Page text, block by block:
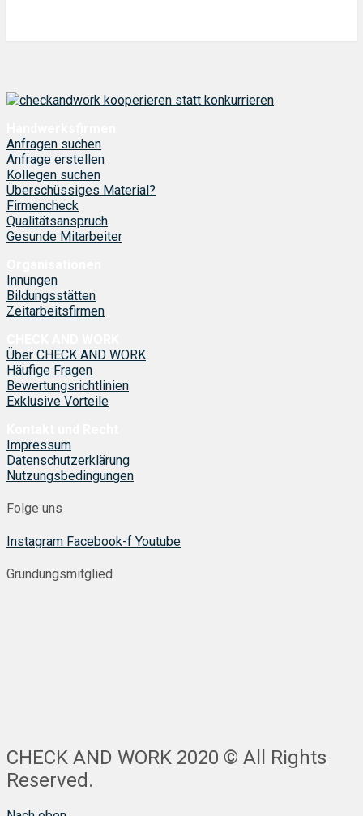
Anfragen suchen
Anfrage erstellen
Kollegen suchen
Überschüssiges Material?
Firmencheck
Qualitätsanspruch
Gesunde Mitarbeiter
Innungen
Bildungsstätten
Zeitarbeitsfirmen
Über CHECK AND WORK
Häufige Fragen
Bewertungsrichtlinien
Exklusive Vorteile
Impressum
Datenschutzerklärung
Nutzungsbedingungen
Folge uns
Instagram Facebook-f Youtube
Gründungsmitglied
CHECK AND WORK 2020 © All Rights
Reserved.